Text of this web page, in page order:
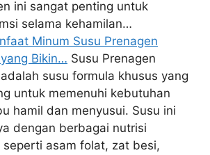
ini sangat penting untuk
selama kehamilan…
Minum Susu Prenagen
Bikin… Susu Prenagen
susu formula khusus yang
untuk memenuhi kebutuhan
hamil dan menyusui. Susu ini
dengan berbagai nutrisi
seperti asam folat, zat besi,